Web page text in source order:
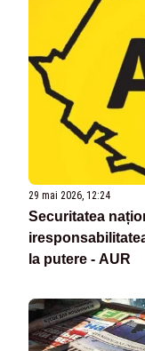
29 mai 2026, 12:24
Securitatea
la putere - AUR